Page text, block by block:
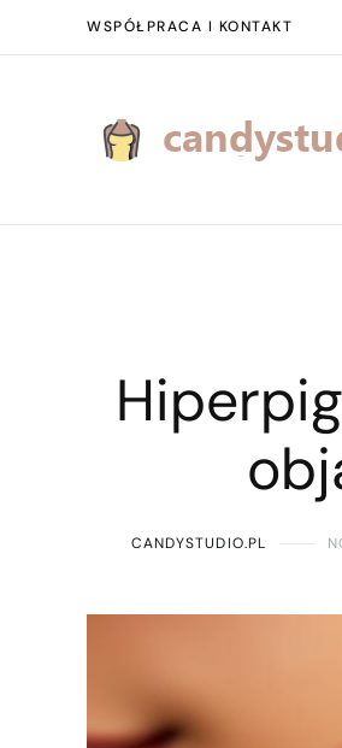
WSPÓŁPRACA I KONTAKT
CANDYSTUDIO.PL